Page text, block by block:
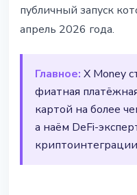
публичный запуск
апрель 2026 года.
Главное: X Money
фиатная
картой на более
а наём DeFi-